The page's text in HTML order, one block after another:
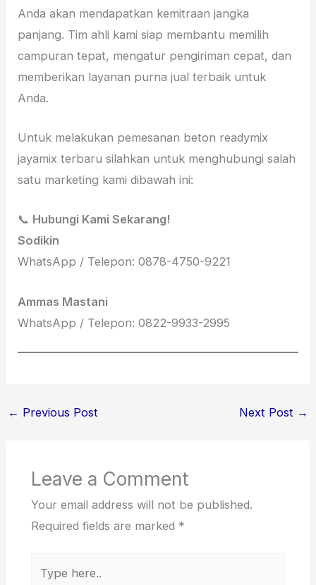
Anda akan mendapatkan kemitraan jangka
panjang. Tim ahli kami siap membantu memilih
campuran tepat, mengatur pengiriman cepat, dan
memberikan layanan purna jual terbaik untuk
Anda.
Untuk melakukan pemesanan beton readymix
jayamix terbaru silahkan untuk menghubungi salah
satu marketing kami dibawah ini:
📞 Hubungi Kami Sekarang!
Sodikin
WhatsApp / Telepon: 0878-4750-9221
Ammas Mastani
WhatsApp / Telepon: 0822-9933-2995
← Previous Post Next Post →
Leave a Comment
Your email address will not be published.
Required fields are marked *